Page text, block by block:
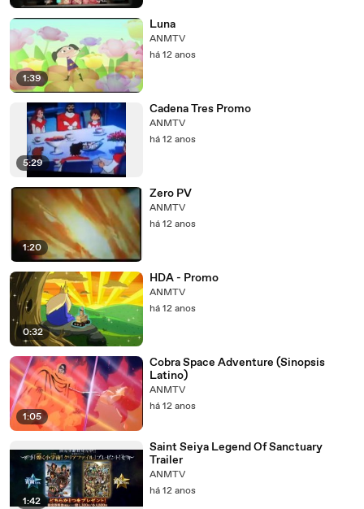
1:39
Luna
ANMTV
há 12 anos
5:29
Cadena Tres Promo
ANMTV
há 12 anos
1:20
Zero PV
ANMTV
há 12 anos
0:32
HDA - Promo
ANMTV
há 12 anos
1:05
Cobra Space Adventure (Sinopsis
Latino)
ANMTV
há 12 anos
1:42
Saint Seiya Legend Of Sanctuary
Trailer
ANMTV
há 12 anos